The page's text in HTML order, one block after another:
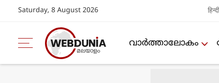
Saturday, 8 August 2026 हिन्दी
വാര്‍ത്താലോകം